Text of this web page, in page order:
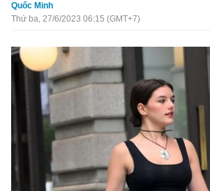
Quốc Minh
Thứ ba, 27/6/2023 06:15 (GMT+7)